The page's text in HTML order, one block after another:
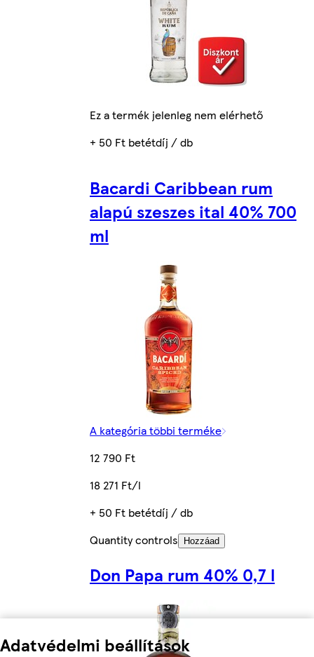
Adatvédelmi beállítások
Ez a termék jelenleg nem elérhető
+ 50 Ft betétdíj / db
Bacardi Caribbean rum
alapú szeszes ital 40% 700
ml
A kategória többi terméke
12 790 Ft
18 271 Ft/l
+ 50 Ft betétdíj / db
Quantity controls
Hozzáad
Don Papa rum 40% 0,7 l